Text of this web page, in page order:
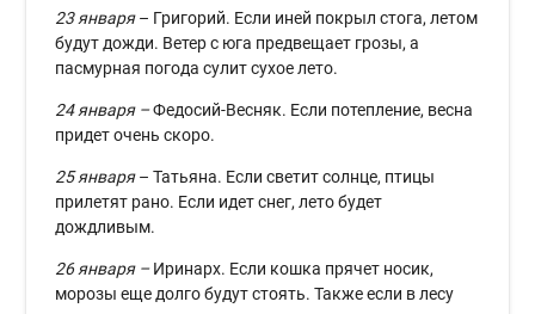
23 января– Григорий. Если иней покрыл стога, летом
будут дожди. Ветер с юга предвещает грозы, а
пасмурная погода сулит сухое лето.
24 января –Федосий-Весняк. Если потепление, весна
придет очень скоро.
25 января– Татьяна. Если светит солнце, птицы
прилетят рано. Если идет снег, лето будет
дождливым.
26 января –Иринарх. Если кошка прячет носик,
морозы еще долго будут стоять. Также если в лесу